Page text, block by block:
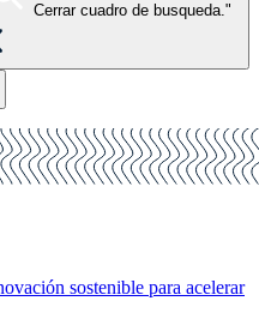
Cerrar cuadro de busqueda."
sostenible para acelerar